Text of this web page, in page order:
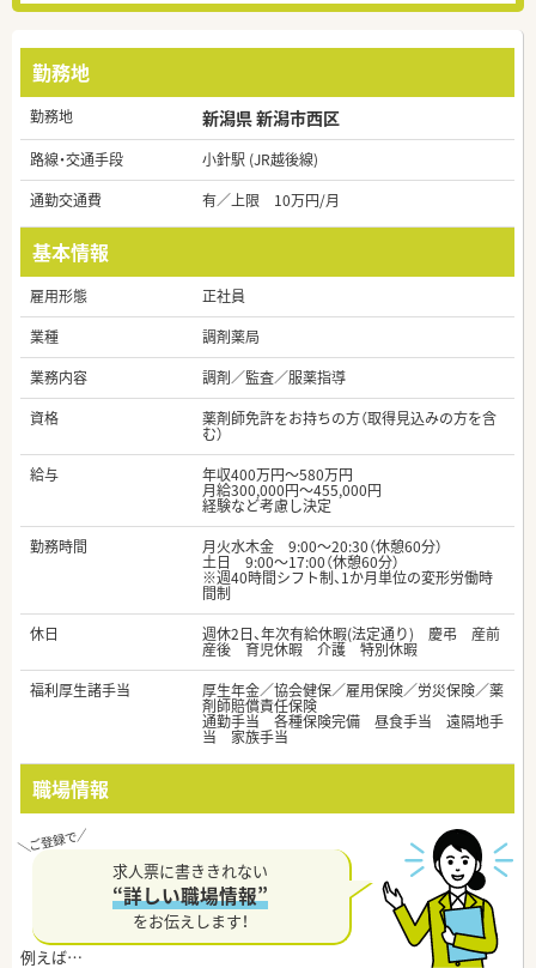
勤務地
勤務地 新潟県 新潟市西区
路線・交通手段
小針駅 (JR越後線)
通勤交通費
有／上限 10万円/月
基本情報
雇用形態
正社員
業種
調剤薬局
業務内容
調剤／監査／服薬指導
資格
薬剤師免許をお持ちの方（取得見込みの方を含
む）
給与
年収400万円～580万円
月給300,000円～455,000円
経験など考慮し決定
勤務時間
月火水木金 9:00〜20:30（休憩60分）
土日 9:00〜17:00（休憩60分）
※週40時間シフト制、1か月単位の変形労働時
間制
休日
週休2日、年次有給休暇(法定通り) 慶弔 産前
産後 育児休暇 介護 特別休暇
福利厚生諸手当
厚生年金／協会健保／雇用保険／労災保険／薬
剤師賠償責任保険
通勤手当 各種保険完備 昼食手当 遠隔地手
当 家族手当
職場情報
求人票に書ききれない
“詳しい職場情報”
をお伝えします！